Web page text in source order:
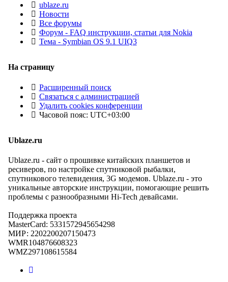
ublaze.ru
Новости
Все форумы
Форум - FAQ инструкции, статьи для Nokia
Тема - Symbian OS 9.1 UIQ3
На страницу
Расширенный поиск
Связаться с администрацией
Удалить cookies конференции
Часовой пояс: UTC+03:00
Ublaze.ru
Ublaze.ru - сайт о прошивке китайских планшетов и
ресиверов, по настройке спутниковой рыбалки,
спутникового телевидения, 3G модемов. Ublaze.ru - это
уникальные авторские инструкции, помогающие решить
проблемы с разнообразными Hi-Tech девайсами.
Поддержка проекта
MasterCard: 5331572945654298
МИР: 2202200207150473
WMR104876608323
WMZ297108615584